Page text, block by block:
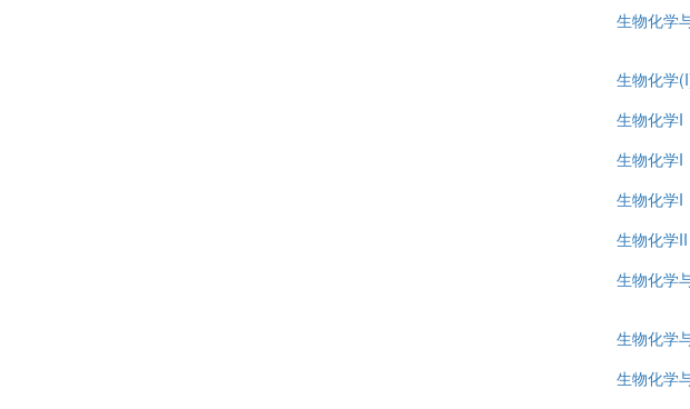
生物化学
生物化学
生物化学I
生物化学I
生物化学I
生物化学II
生物化学
生物化学
生物化学